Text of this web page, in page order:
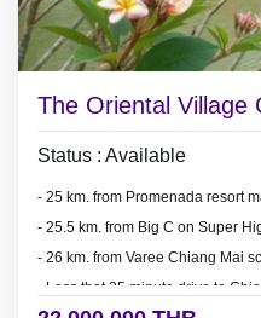
The Oriental Village
Status : Available
- 25 km. from Promenada resort
- 25.5 km. from Big C on Super
- 26 km. from Varee Chiang Mai
- Less that 25 minute drive to